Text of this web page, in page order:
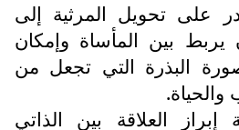
على تحويل المرثية إلى
يربط بين المأساة وإمكان
البذرة التي تجعل من
العلاقة بين الذاتي